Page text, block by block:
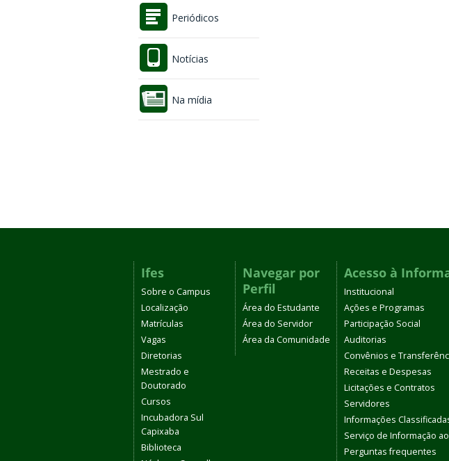
Periódicos
Notícias
Na mídia
Ifes
Sobre o Campus
Localização
Matrículas
Vagas
Diretorias
Mestrado e
Doutorado
Cursos
Incubadora Sul
Capixaba
Biblioteca
Navegar por
Perfil
Área do Estudante
Área do Servidor
Área da Comunidade
Acesso à
Institucional
Ações e Programas
Participação Social
Auditorias
Convênios e
Receitas e Despesas
Licitações e Contratos
Servidores
Informações
Serviço de Informação
Perguntas frequentes